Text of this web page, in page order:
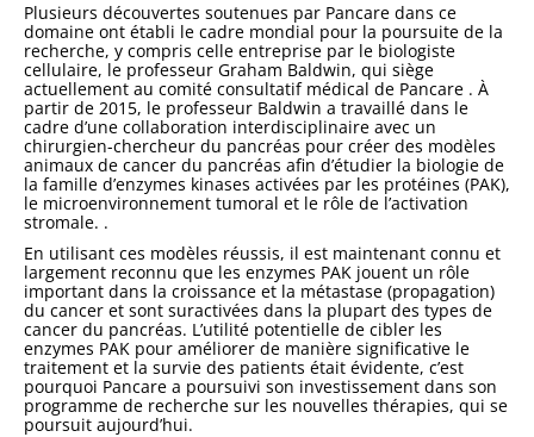
Plusieurs découvertes soutenues par Pancare dans ce
domaine ont établi le cadre mondial pour la poursuite de la
recherche, y compris celle entreprise par le biologiste
cellulaire, le professeur Graham Baldwin, qui siège
actuellement au comité consultatif médical de Pancare . À
partir de 2015, le professeur Baldwin a travaillé dans le
cadre d’une collaboration interdisciplinaire avec un
chirurgien-chercheur du pancréas pour créer des modèles
animaux de cancer du pancréas afin d’étudier la biologie de
la famille d’enzymes kinases activées par les protéines (PAK),
le microenvironnement tumoral et le rôle de l’activation
stromale. .
En utilisant ces modèles réussis, il est maintenant connu et
largement reconnu que les enzymes PAK jouent un rôle
important dans la croissance et la métastase (propagation)
du cancer et sont suractivées dans la plupart des types de
cancer du pancréas. L’utilité potentielle de cibler les
enzymes PAK pour améliorer de manière significative le
traitement et la survie des patients était évidente, c’est
pourquoi Pancare a poursuivi son investissement dans son
programme de recherche sur les nouvelles thérapies, qui se
poursuit aujourd’hui.